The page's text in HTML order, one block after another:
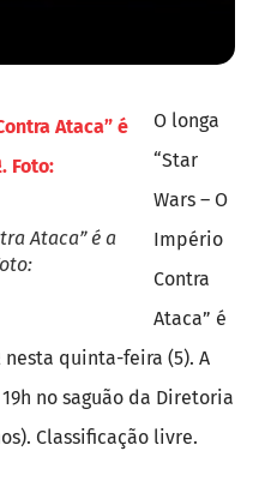
Ataca” é a
O longa
“Star
Wars – O
Império
Contra
Ataca” é
quinta-feira (5). A
no saguão da Diretoria
Classificação livre.